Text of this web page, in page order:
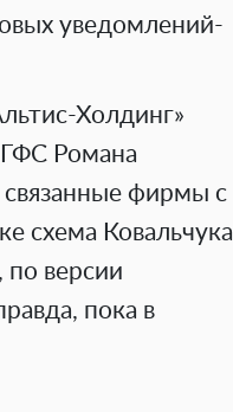
уведомлений-
Холдинг»
ГФС Романа
связанные фирмы с
схема Ковальчука
по версии
пока в